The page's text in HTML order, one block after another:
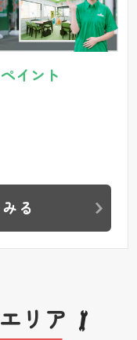
イント
る
リア